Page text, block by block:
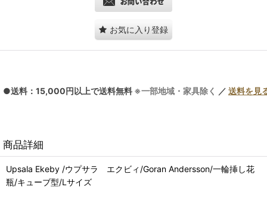
お気に入り登録
●送料：15,000円以上で送料無料 ※一部地域・家具除く ／ 送料を見
商品詳細
Upsala Ekeby /ウプサラ エクビィ/Goran Andersson/一輪挿し花
瓶/キューブ型/Lサイズ